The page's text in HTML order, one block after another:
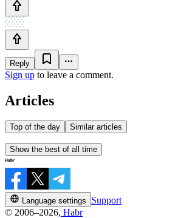
Reply
Sign up to leave a comment.
Articles
Top of the day Similar articles
Show the best of all time
Language settings
Support
© 2006–2026, Habr